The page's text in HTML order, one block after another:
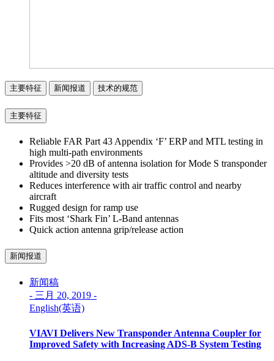
主要特征 新闻报道 技术的规范
主要特征
Reliable FAR Part 43 Appendix ‘F’ ERP and MTL testing in
high multi-path environments
Provides >20 dB of antenna isolation for Mode S transponder
altitude and diversity tests
Reduces interference with air traffic control and nearby
aircraft
Rugged design for ramp use
Fits most ‘Shark Fin’ L-Band antennas
Quick action antenna grip/release action
新闻报道
新闻稿
- 三月 20, 2019 -
English(英语)
VIAVI Delivers New Transponder Antenna Coupler for
Improved Safety with Increasing ADS-B System Testing